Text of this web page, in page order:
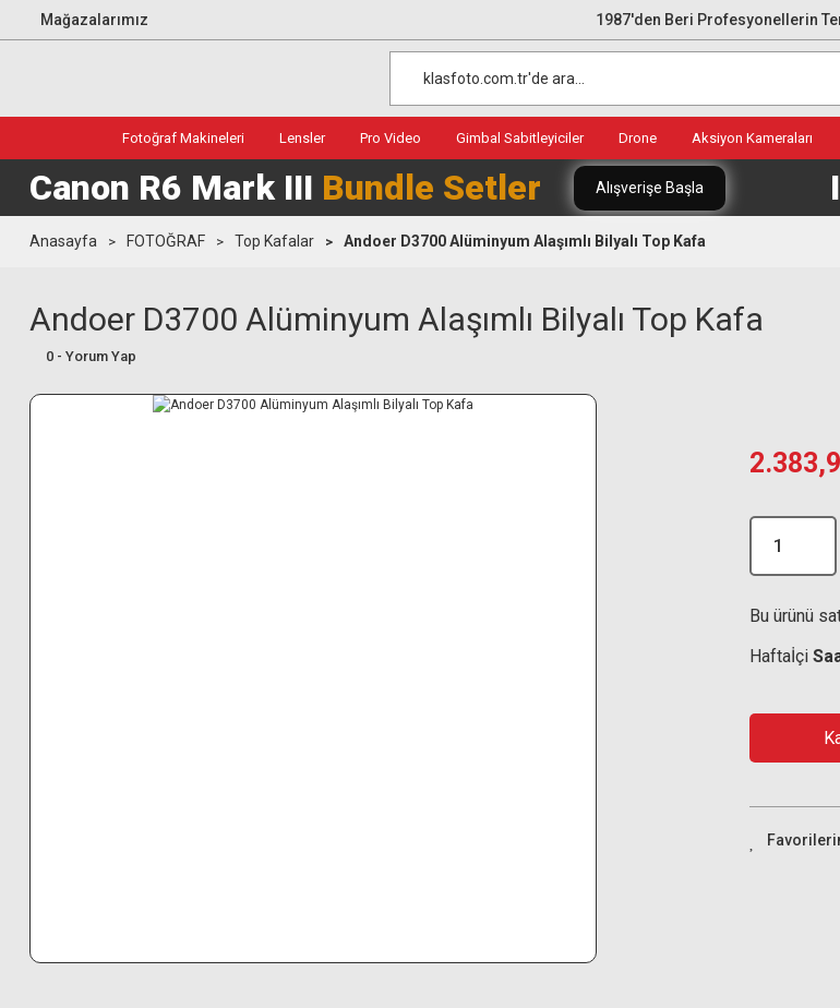
Mağazalarımız 1987'den Beri Profesyonellerin
Fotoğraf Makineleri Lensler Pro Video Gimbal Sabitleyiciler Drone Aksiyon Kameraları
Canon R6 Mark III Bundle Setler Alışverişe Başla
Anasayfa FOTOĞRAF Top Kafalar Andoer D3700 Alüminyum Alaşımlı Bilyalı Top Kafa
Andoer D3700 Alüminyum Alaşımlı Bilyalı Top Kafa
0 - Yorum Yap
Bu ürünü
Haftaİçi